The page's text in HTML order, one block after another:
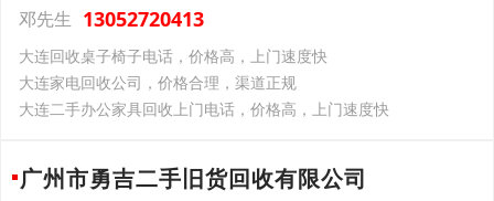
邓先生 13052720413
大连回收桌子椅子电话，价格高，上门速度快
大连家电回收公司，价格合理，渠道正规
大连二手办公家具回收上门电话，价格高，上门速度快
广州市勇吉二手旧货回收有限公司